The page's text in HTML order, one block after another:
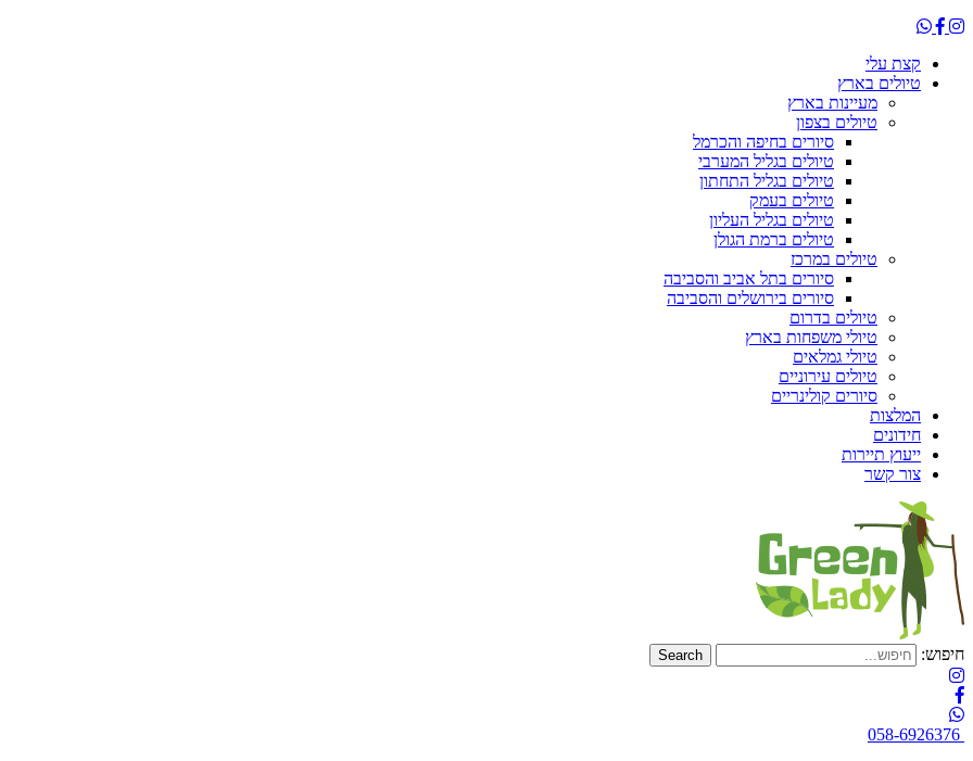
קצת עלי
טיולים בארץ
מעיינות בארץ
טיולים בצפון
סיורים בחיפה והכרמל
טיולים בגליל המערבי
טיולים בגליל התחתון
טיולים בעמק
טיולים בגליל העליון
טיולים ברמת הגולן
טיולים במרכז
סיורים בתל אביב והסביבה
סיורים בירושלים והסביבה
טיולים בדרום
טיולי משפחות בארץ
טיולי גמלאים
טיולים עירוניים
סיורים קולינריים
המלצות
חידונים
ייעוץ תיירות
צור קשר
חיפוש:
058-6926376